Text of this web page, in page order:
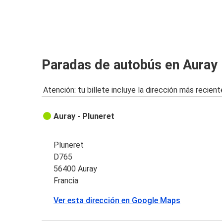
Paradas de autobús en Auray
Atención: tu billete incluye la dirección más
Auray - Pluneret
Pluneret
D765
56400 Auray
Francia
Ver esta dirección en Google Maps